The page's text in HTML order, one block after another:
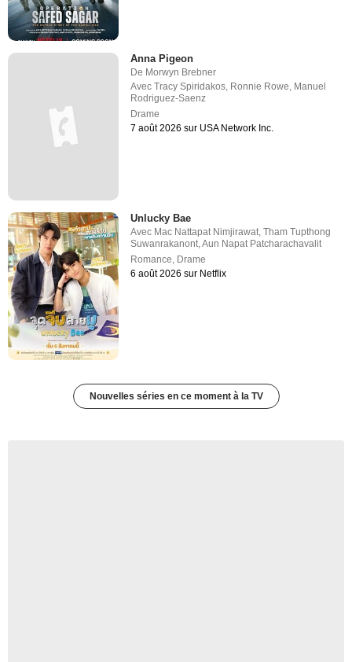
Anna Pigeon
De Morwyn Brebner
AvecTracy Spiridakos Ronnie Rowe Manuel
Rodriguez-Saenz
Drame
7 août 2026 sur USA Network Inc.
Unlucky Bae
Avec Mac Nattapat Nimjirawat,Tham Tupthong
Suwanrakanont,Aun Napat Patcharachavalit
Romance, Drame
6 août 2026 sur Netflix
Nouvelles séries en ce moment à la TV